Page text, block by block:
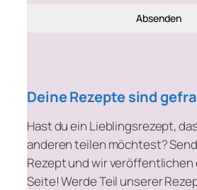
Absenden
Deine Rezepte sind
Hast du ein Lieblingsrezept,
anderen teilen möchtest?
Rezept und wir veröffentlichen
Seite! Werde Teil unserer